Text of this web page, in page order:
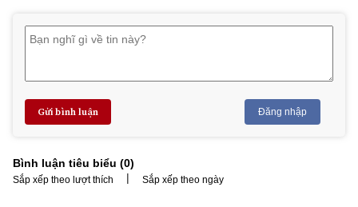
Gửi bình luận Đăng nhập
Bình luận tiêu biểu (0)
Sắp xếp theo lượt thích | Sắp xếp theo ngày